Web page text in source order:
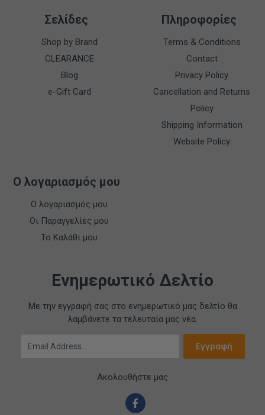
Σελίδες
Shop by Brand
CLEARANCE
Blog
e-Gift Card
Πληροφορίες
Terms & Conditions
Contact
Privacy Policy
Cancellation and Returns
Policy
Shipping Information
Website Policy
Ο λογαριασμός μου
Ο λογαριασμός μου
Οι Παραγγελίες μου
Το Καλάθι μου
Ενημερωτικό Δελτίο
Με την εγγραφή σας στο ενημερωτικό μας δελτίο θα
λαμβάνετε τα τελευταία μας νέα.
Email Address
Εγγραφή
Ακολουθήστε μας